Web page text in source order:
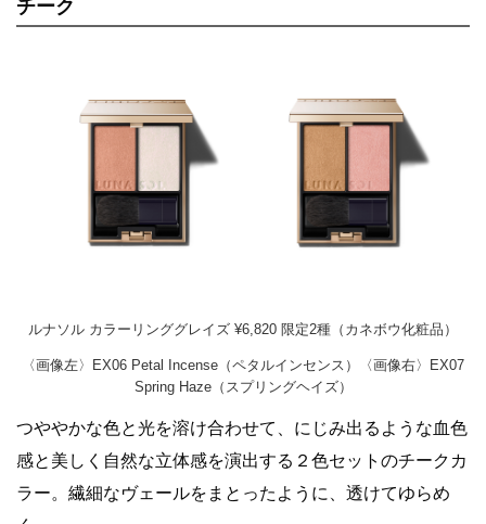
チーク
ルナソル カラーリンググレイズ ¥6,820 限定2種（カネボウ化粧品）
〈画像左〉EX06 Petal Incense（ペタルインセンス）〈画像右〉EX07
Spring Haze（スプリングヘイズ）
つややかな色と光を溶け合わせて、にじみ出るような血色
感と美しく自然な立体感を演出する２色セットのチークカ
ラー。繊細なヴェールをまとったように、透けてゆらめ